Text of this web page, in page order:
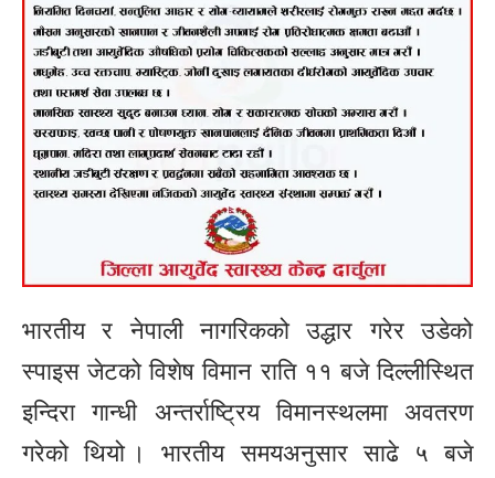
भारतीय र नेपाली नागरिकको उद्धार गरेर उडेको
स्पाइस जेटको विशेष विमान राति ११ बजे दिल्लीस्थित
इन्दिरा गान्धी अन्तर्राष्ट्रिय विमानस्थलमा अवतरण
गरेको थियो । भारतीय समयअनुसार साढे ५ बजे